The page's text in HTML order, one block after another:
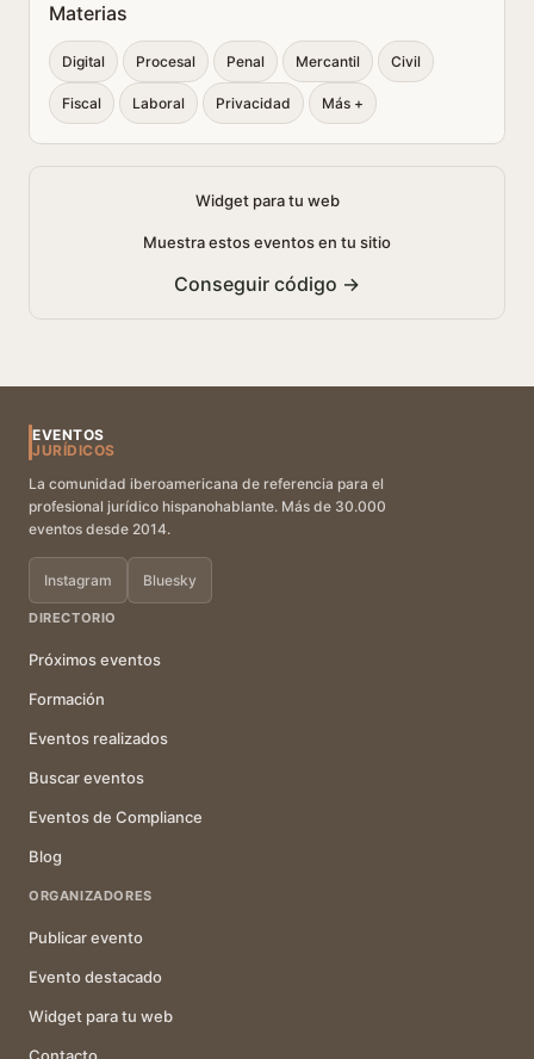
Materias
Digital Procesal Penal Mercantil Civil
Fiscal Laboral Privacidad Más +
Widget para tu web
Muestra estos eventos en tu sitio
Conseguir código →
EVENTOS
JURÍDICOS
La comunidad iberoamericana de referencia para el
profesional jurídico hispanohablante. Más de 30.000
eventos desde 2014.
Instagram Bluesky
DIRECTORIO
Próximos eventos
Formación
Eventos realizados
Buscar eventos
Eventos de Compliance
Blog
ORGANIZADORES
Publicar evento
Evento destacado
Widget para tu web